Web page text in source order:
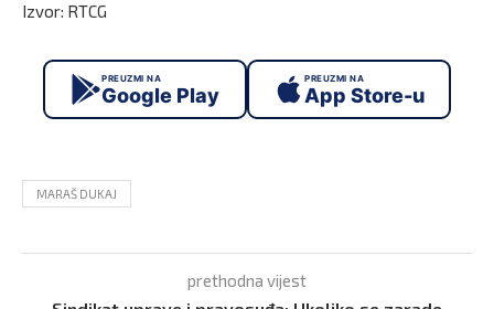
Izvor: RTCG
PREUZMI NA
Google Play
PREUZMI NA
App Store-u
MARAŠ DUKAJ
prethodna vijest